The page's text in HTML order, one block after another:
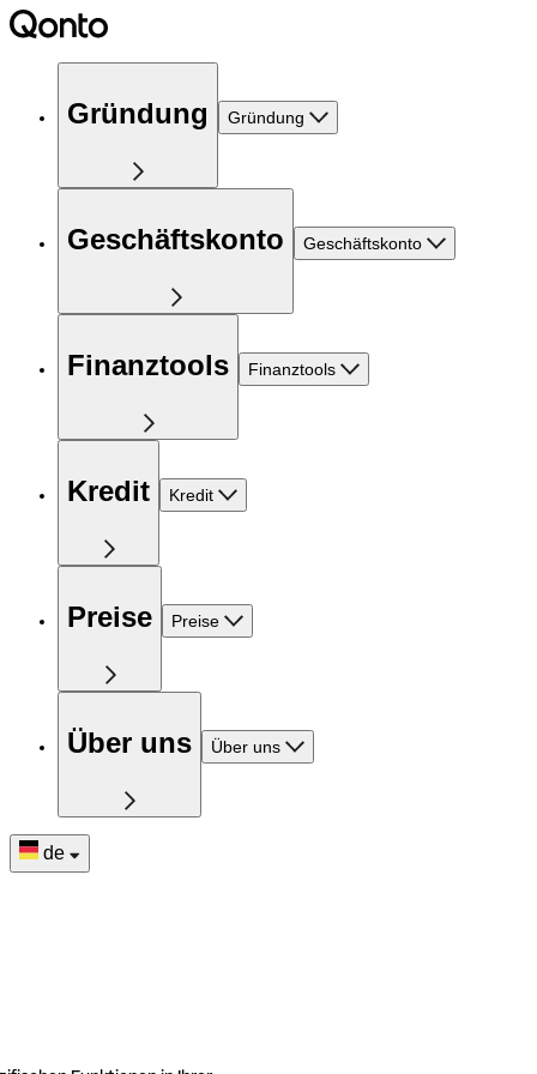
Gründung Gründung
Geschäftskonto Geschäftskonto
Finanztools Finanztools
Kredit Kredit
Preise Preise
Über uns Über uns
de